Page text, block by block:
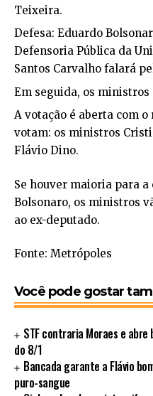
Teixeira.
Defesa: Eduardo
Defensoria Pública da
Santos Carvalho falará
Em seguida, os ministros
A votação é aberta com
votam: os ministros
Flávio Dino.
Se houver maioria para
Bolsonaro, os ministros
ao ex-deputado.
Fonte: Metrópoles
Você pode gostar
STF contraria Moraes e
do 8/1
Bancada garante a Flávio
puro-sangue